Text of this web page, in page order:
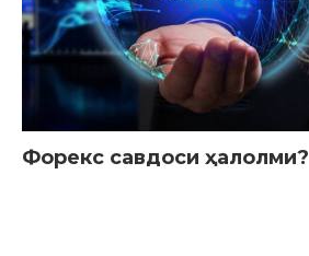
Форекс савдоси ҳалолми?